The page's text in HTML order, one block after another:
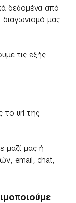
δεδομένα από
διαγωνισμό μας
τις εξής
url της
μαζί μας ή
email, chat,